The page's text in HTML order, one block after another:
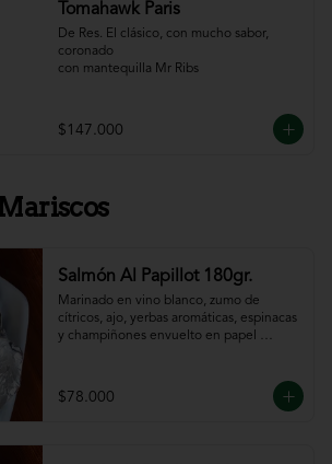
Tomahawk Paris
De Res. El clásico, con mucho sabor,
coronado
con mantequilla Mr Ribs
$147.000
Salmón Al Papillot 180gr.
Marinado en vino blanco, zumo de
cítricos, ajo, yerbas aromáticas, espinacas
y champiñones envuelto en papel
$78.000